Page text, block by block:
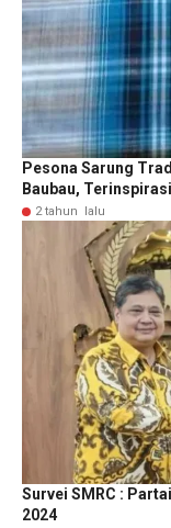
Pesona Sarung
Baubau,
2 tahun lalu
Survei SMRC :
2024